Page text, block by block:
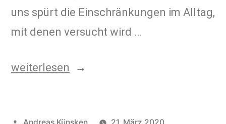
uns spürt die Einschränkungen im Alltag,
mit denen versucht wird …
weiterlesen